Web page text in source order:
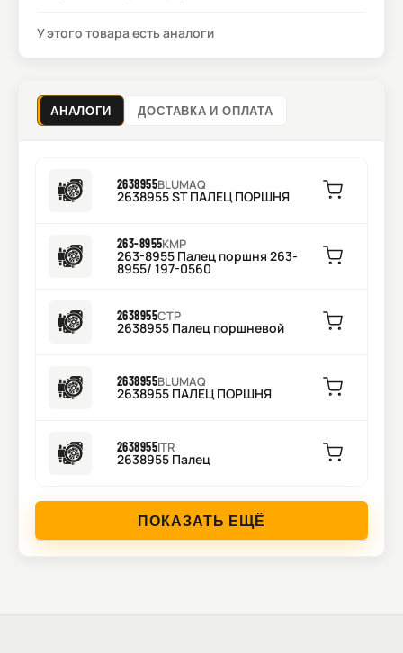
У этого товара есть аналоги
АНАЛОГИ ДОСТАВКА И ОПЛАТА
2638955BLUMAQ
2638955 ST ПАЛЕЦ ПОРШНЯ
263-8955KMP
263-8955 Палец поршня 263-
8955/ 197-0560
2638955CTP
2638955 Палец поршневой
2638955BLUMAQ
2638955 ПАЛЕЦ ПОРШНЯ
2638955ITR
2638955 Палец
ПОКАЗАТЬ ЕЩЁ